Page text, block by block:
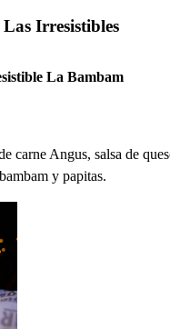
Irresistibles
La Bambam
carne Angus, salsa de
y papitas.